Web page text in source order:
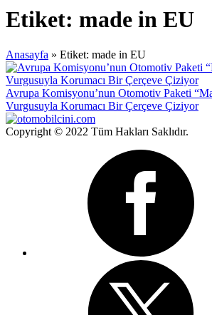
Etiket: made in EU
Anasayfa » Etiket: made in EU
Avrupa Komisyonu’nun Otomotiv Paketi
Vurgusuyla Korumacı Bir Çerçeve Çiziyor
Copyright © 2022 Tüm Hakları Saklıdır.